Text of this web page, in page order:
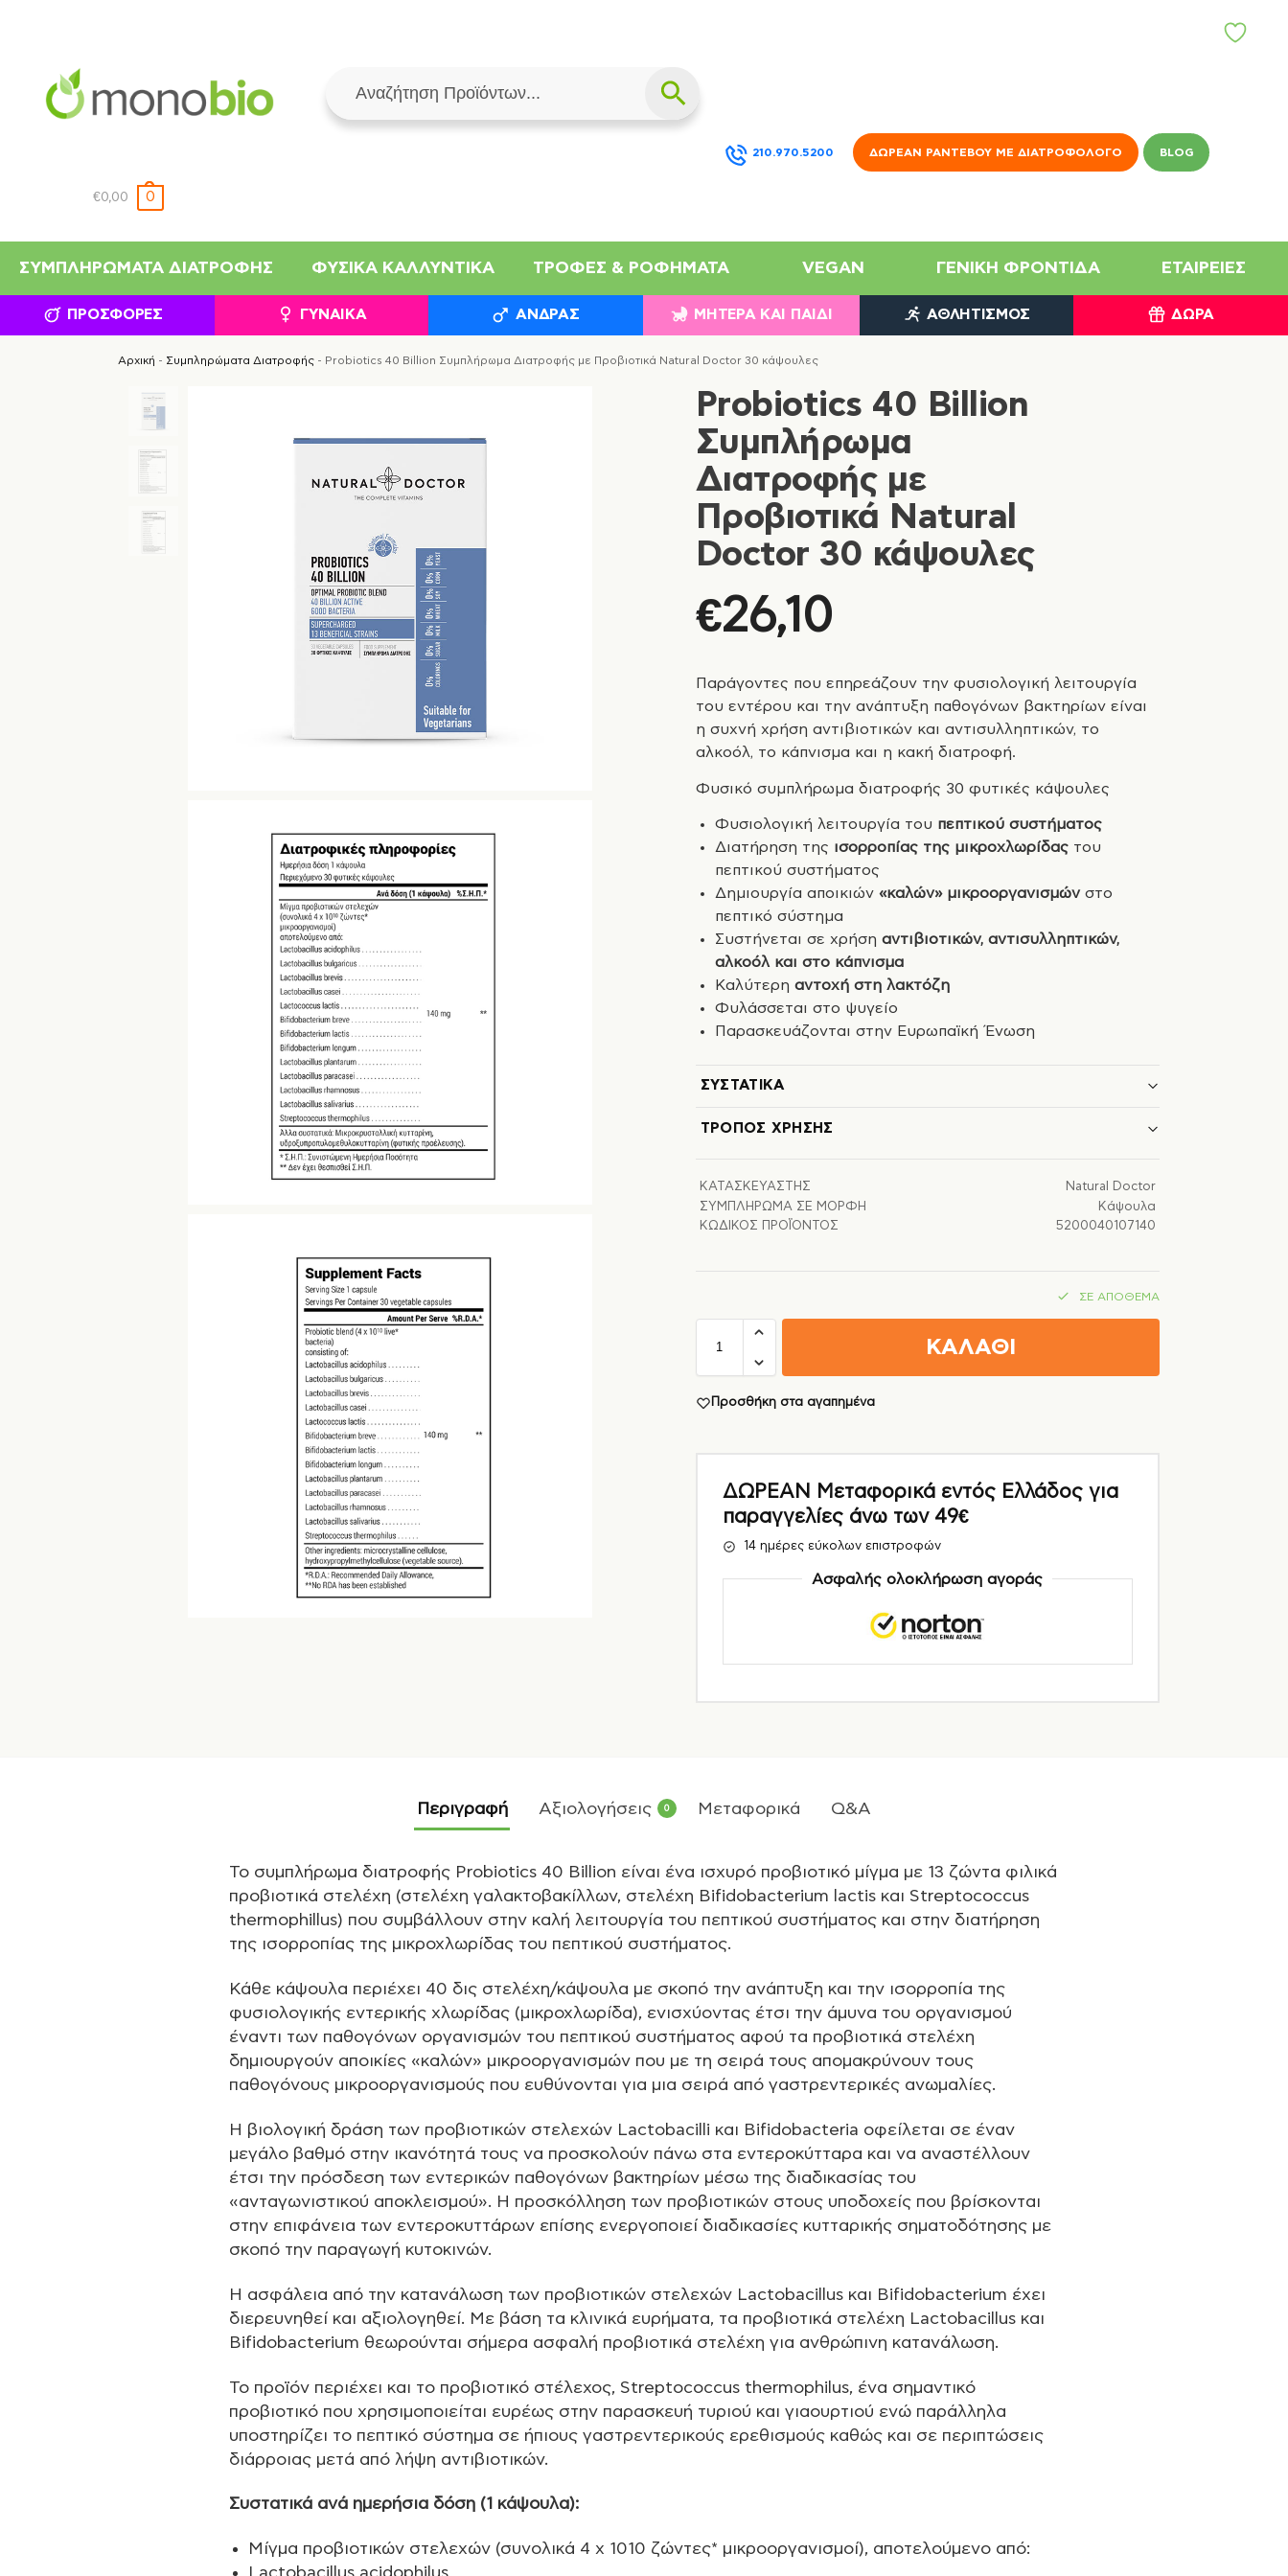
210.970.5200 ΔΩΡΕΆΝ ΡΑΝΤΕΒΟΎ ΜΕ ΔΙΑΤΡΟΦΟΛΌΓΟ BLOG
ΑΓ
€0,00 0
ΣΥΜΠΛΗΡΏΜΑΤΑ ΔΙΑΤΡΟΦΉΣ ΦΥΣΙΚΆ ΚΑΛΛΥΝΤΙΚΆ ΤΡΟΦΈΣ & ΡΟΦΉΜΑΤΑ VEGAN ΓΕΝΙΚΉ ΦΡΟΝΤΊΔΑ ΕΤΑΙΡΕΊΕΣ
ΠΡΟΣΦΟΡΈΣ ΓΥΝΑΊΚΑ ΆΝΔΡΑΣ ΜΗΤΈΡΑ ΚΑΙ ΠΑΙΔΊ ΑΘΛΗΤΙΣΜΌΣ ΔΏΡΑ
Αρχική - Συμπληρώματα Διατροφής- Probiotics 40 Billion Συμπλήρωμα Διατροφής με Προβιοτικά Natural Doctor 30 κάψουλες
Probiotics 40 Billion
Συμπλήρωμα
Διατροφής με
Προβιοτικά Natural
Doctor 30 κάψουλες
€26,10
Παράγοντες που επηρεάζουν την φυσιολογική λειτουργία
του εντέρου και την ανάπτυξη παθογόνων βακτηρίων είναι
η συχνή χρήση αντιβιοτικών και αντισυλληπτικών, το
αλκοόλ, το κάπνισμα και η κακή διατροφή.
Φυσικό συμπλήρωμα διατροφής 30 φυτικές κάψουλες
Φυσιολογική λειτουργία του πεπτικού συστήματος
Διατήρηση της ισορροπίας της μικροχλωρίδαςτου
πεπτικού συστήματος
Δημιουργία αποικιών «καλών» μικροοργανισμώνστο
πεπτικό σύστημα
Συστήνεται σε χρήση αντιβιοτικών, αντισυλληπτικών,
αλκοόλ και στο κάπνισμα
Καλύτερη αντοχή στη λακτόζη
Φυλάσσεται στο ψυγείο
Παρασκευάζονται στην Ευρωπαϊκή Ένωση
ΣΥΣΤΑΤΙΚΆ
ΤΡΌΠΟΣ ΧΡΉΣΗΣ
ΚΑΤΑΣΚΕΥΑΣΤΉΣ
Natural Doctor
ΣΥΜΠΛΉΡΩΜΑ ΣΕ ΜΟΡΦΉ
Κάψουλα
ΚΩΔΙΚΌΣ ΠΡΟΪΌΝΤΟΣ
5200040107140
ΣΕ ΑΠΌΘΕΜΑ
ΚΑΛΑΘΙ
Προσθήκη στα αγαπημένα
ΔΩΡΕΑΝ Μεταφορικά εντός Ελλάδος για
παραγγελίες άνω των 49€
14 ημέρες εύκολων επιστροφών
Ασφαλής ολοκλήρωση αγοράς
Περιγραφή Αξιολογήσεις 0 Μεταφορικά Q&A
Το συμπλήρωμα διατροφής Probiotics 40 Billion είναι ένα ισχυρό προβιοτικό μίγμα με 13 ζώντα φιλικά
προβιοτικά στελέχη (στελέχη γαλακτοβακίλλων, στελέχη Βifidobacterium lactis και Streptococcus
thermophillus) που συμβάλλουν στην καλή λειτουργία του πεπτικού συστήματος και στην διατήρηση
της ισορροπίας της μικροχλωρίδας του πεπτικού συστήματος.
Κάθε κάψουλα περιέχει 40 δις στελέχη/κάψουλα με σκοπό την ανάπτυξη και την ισορροπία της
φυσιολογικής εντερικής χλωρίδας (μικροχλωρίδα), ενισχύοντας έτσι την άμυνα του οργανισμού
έναντι των παθογόνων οργανισμών του πεπτικού συστήματος αφού τα προβιοτικά στελέχη
δημιουργούν αποικίες «καλών» μικροοργανισμών που με τη σειρά τους απομακρύνουν τους
παθογόνους μικροοργανισμούς που ευθύνονται για μια σειρά από γαστρεντερικές ανωμαλίες.
Η βιολογική δράση των προβιοτικών στελεχών Lactobacilli και Bifidobacteria οφείλεται σε έναν
μεγάλο βαθμό στην ικανότητά τους να προσκολούν πάνω στα εντεροκύτταρα και να αναστέλλουν
έτσι την πρόσδεση των εντερικών παθογόνων βακτηρίων μέσω της διαδικασίας του
«ανταγωνιστικού αποκλεισμού». Η προσκόλληση των προβιοτικών στους υποδοχείς που βρίσκονται
στην επιφάνεια των εντεροκυττάρων επίσης ενεργοποιεί διαδικασίες κυτταρικής σηματοδότησης με
σκοπό την παραγωγή κυτοκινών.
Η ασφάλεια από την κατανάλωση των προβιοτικών στελεχών Lactobacillus και Bifidobacterium έχει
διερευνηθεί και αξιολογηθεί. Με βάση τα κλινικά ευρήματα, τα προβιοτικά στελέχη Lactobacillus και
Bifidobacterium θεωρούνται σήμερα ασφαλή προβιοτικά στελέχη για ανθρώπινη κατανάλωση.
Το προϊόν περιέχει και το προβιοτικό στέλεχος, Streptococcus thermophilus, ένα σημαντικό
προβιοτικό που χρησιμοποιείται ευρέως στην παρασκευή τυριού και γιαουρτιού ενώ παράλληλα
υποστηρίζει το πεπτικό σύστημα σε ήπιους γαστρεντερικούς ερεθισμούς καθώς και σε περιπτώσεις
διάρροιας μετά από λήψη αντιβιοτικών.
Συστατικά ανά ημερήσια δόση (1 κάψουλα):
Μίγμα προβιοτικών στελεχών (συνολικά 4 x 1010 ζώντες* μικροοργανισμοί), αποτελούμενο από: